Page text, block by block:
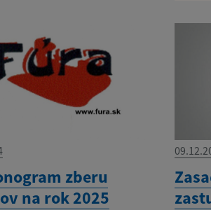
zberu
na rok 2025